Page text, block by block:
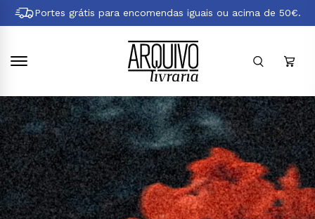
Pular
para
principal
Portes grátis para encomendas iguais ou acima de 50€.